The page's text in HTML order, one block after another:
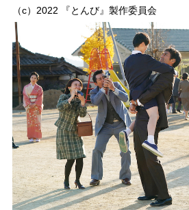
（c）2022 『とんび』製作委員会